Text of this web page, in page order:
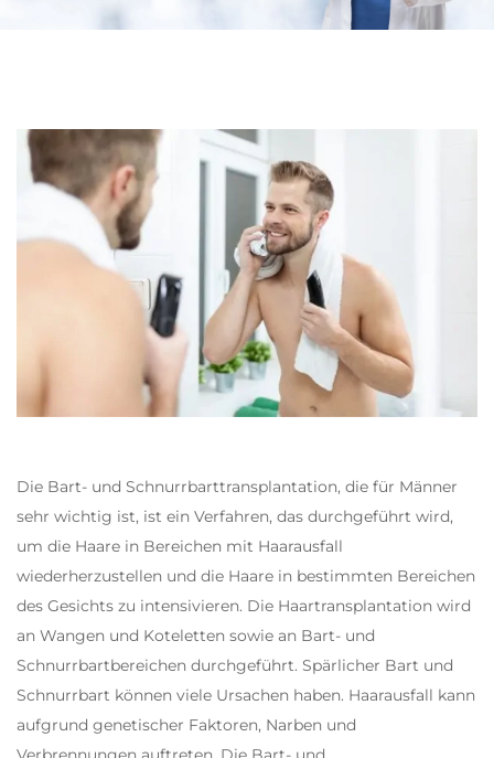
Die Bart- und Schnurrbarttransplantation, die für Männer
sehr wichtig ist, ist ein Verfahren, das durchgeführt wird,
um die Haare in Bereichen mit Haarausfall
wiederherzustellen und die Haare in bestimmten Bereichen
des Gesichts zu intensivieren. Die Haartransplantation wird
an Wangen und Koteletten sowie an Bart- und
Schnurrbartbereichen durchgeführt. Spärlicher Bart und
Schnurrbart können viele Ursachen haben. Haarausfall kann
aufgrund genetischer Faktoren, Narben und